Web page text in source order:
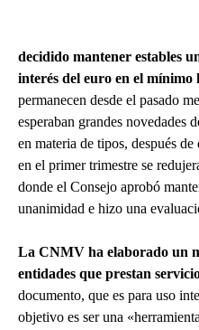
decidido mantener estables
interés del euro en el mínimo
permanecen desde el pasado
esperaban grandes novedades
en materia de tipos, después
en el primer trimestre se
donde el Consejo aprobó
unanimidad e hizo una
La CNMV ha elaborado un
entidades que prestan
documento, que es para uso
objetivo es ser una